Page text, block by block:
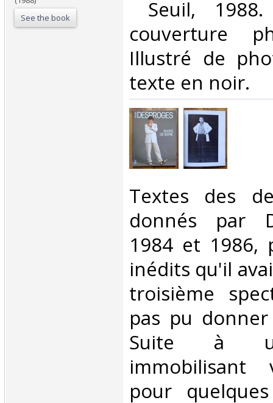
See the book
Seuil,
couverture
Illustré de
texte en noir. ‎
‎Textes des
donnés par
1984 et 1986,
inédits qu'il
troisième
pas pu
Suite à
immobilisant
pour